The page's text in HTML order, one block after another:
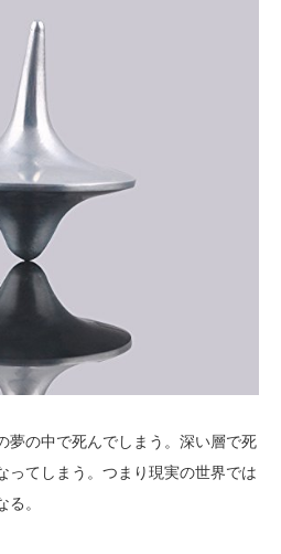
夢の中で死んでしまう。深い層で死
ってしまう。つまり現実の世界では
。